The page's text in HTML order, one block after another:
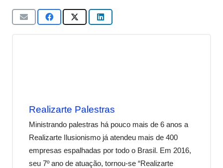
Realizarte Palestras
Ministrando palestras há pouco mais de 6 anos a
Realizarte Ilusionismo já atendeu mais de 400
empresas espalhadas por todo o Brasil. Em 2016,
seu 7º ano de atuação, tornou-se “Realizarte